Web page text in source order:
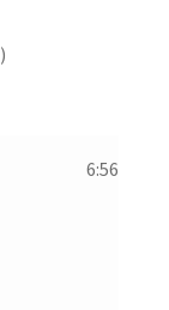
)
6:56